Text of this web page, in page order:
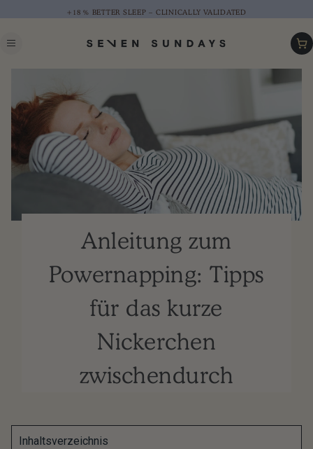
+18 % BETTER SLEEP – CLINICALLY VALIDATED
Anleitung zum
Powernapping: Tipps
für das kurze
Nickerchen
zwischendurch
Inhaltsverzeichnis
Gerade noch das Mittagessen genossen, kurz